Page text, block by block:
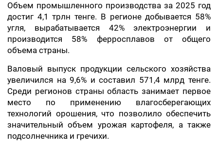
Объем промышленного производства за 2025 год
достиг 4,1 трлн тенге. В регионе добывается 58%
угля, вырабатывается 42% электроэнергии и
производится 58% ферросплавов от общего
объема страны.
Валовый выпуск продукции сельского хозяйства
увеличился на 9,6% и составил 571,4 млрд тенге.
Среди регионов страны область занимает первое
место по применению влагосберегающих
технологий орошения, что позволило обеспечить
значительный объем урожая картофеля, а также
подсолнечника и гречихи.